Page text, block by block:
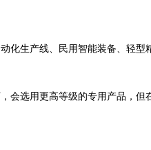
生产线、民用智能装备、轻型
选用更高等级的专用产品，但